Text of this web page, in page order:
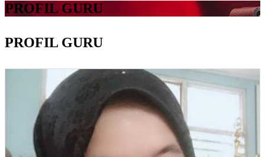
PROFIL GURU
PROFIL GURU